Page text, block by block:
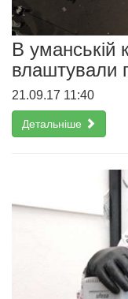
В уманській
21.09.17 11:40
Детальніше